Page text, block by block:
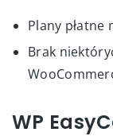
Plany płatne
Brak
WP